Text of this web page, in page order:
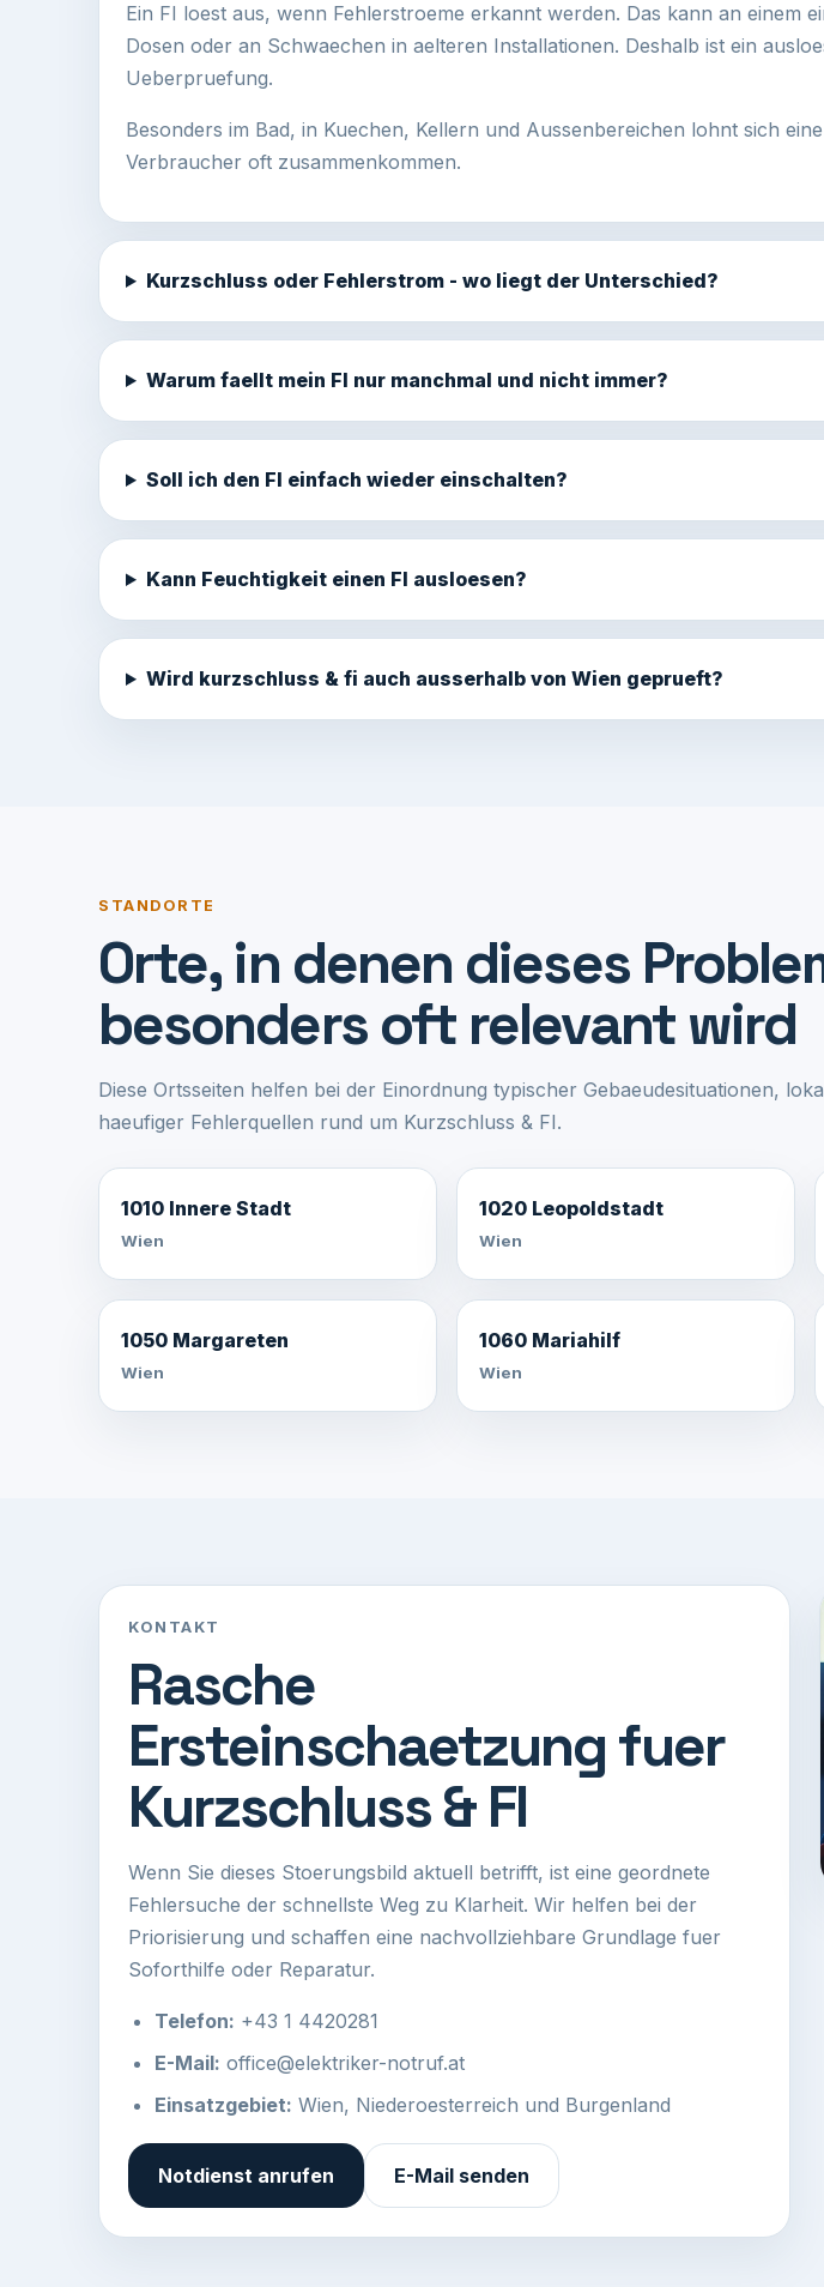
Ein FI loest aus, wenn Fehlerstroeme erkannt werden. Das kann an einem
Dosen oder an Schwaechen in aelteren Installationen. Deshalb ist ein
Ueberpruefung.
Besonders im Bad, in Kuechen, Kellern und Aussenbereichen lohnt sich
Verbraucher oft zusammenkommen.
Kurzschluss oder Fehlerstrom - wo liegt der Unterschied?
Warum faellt mein FI nur manchmal und nicht immer?
Soll ich den FI einfach wieder einschalten?
Kann Feuchtigkeit einen FI ausloesen?
Wird kurzschluss & fi auch ausserhalb von Wien geprueft?
STANDORTE
Orte, in denen dieses
besonders oft relevant wird
Diese Ortsseiten helfen bei der Einordnung typischer Gebaeudesituationen,
haeufiger Fehlerquellen rund um Kurzschluss & FI.
1010 Innere Stadt
Wien
1020 Leopoldstadt
Wien
1050 Margareten
Wien
1060 Mariahilf
Wien
KONTAKT
Rasche
Ersteinschaetzung fuer
Kurzschluss & FI
Wenn Sie dieses Stoerungsbild aktuell betrifft, ist eine geordnete
Fehlersuche der schnellste Weg zu Klarheit. Wir helfen bei der
Priorisierung und schaffen eine nachvollziehbare Grundlage fuer
Soforthilfe oder Reparatur.
Telefon: +43 1 4420281
E-Mail: office@elektriker-notruf.at
Einsatzgebiet: Wien, Niederoesterreich und Burgenland
Notdienst anrufen E-Mail senden